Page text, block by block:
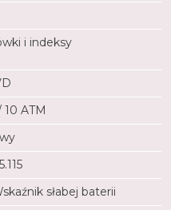
i indeksy
ATM
słabej baterii